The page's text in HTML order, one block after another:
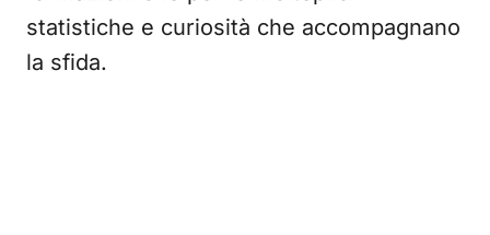
statistiche e curiosità che accompagnano
la sfida.